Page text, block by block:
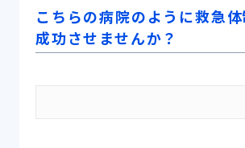
こちらの病院のように救急
成功させませんか？